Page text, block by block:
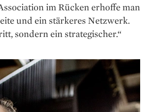
im Rücken erhoffe man
und ein stärkeres Netzwerk.
sondern ein strategischer.“